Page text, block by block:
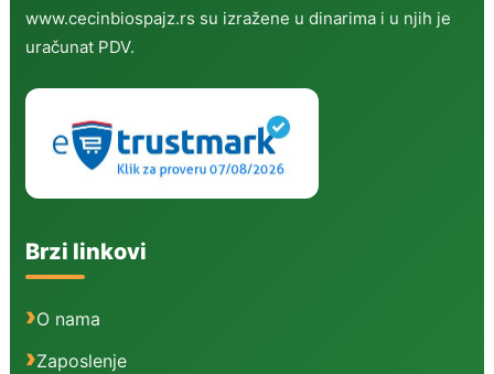
www.cecinbiospajz.rs su izražene u dinarima i u njih je
uračunat PDV.
Brzi linkovi
O nama
Zaposlenje